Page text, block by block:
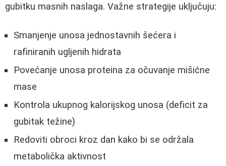
gubitku masnih naslaga. Važne strategije uključuju:
Smanjenje unosa jednostavnih šećera i
rafiniranih ugljenih hidrata
Povećanje unosa proteina za očuvanje mišićne
mase
Kontrola ukupnog kalorijskog unosa (deficit za
gubitak težine)
Redoviti obroci kroz dan kako bi se održala
metabolička aktivnost